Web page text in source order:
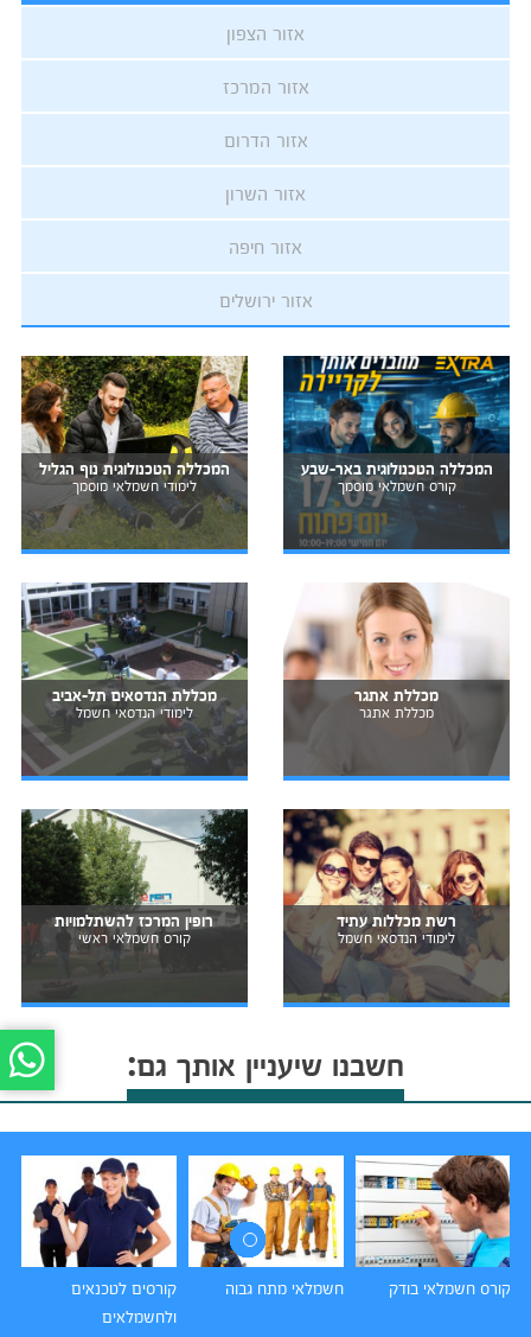
אזור הצפון
אזור המרכז
אזור הדרום
אזור השרון
אזור חיפה
אזור ירושלים
המכללה הטכנולוגית באר-שבע
קורס חשמלאי מוסמך
המכללה הטכנולוגית נוף הגליל
לימודי חשמלאי מוסמך
מכללת אתגר
מכללת אתגר
מכללת הנדסאים תל-אביב
לימודי הנדסאי חשמל
רשת מכללות עתיד
לימודי הנדסאי חשמל
רופין המרכז להשתלמויות
קורס חשמלאי ראשי
חשבנו שיעניין אותך גם:
קורס חשמלאי בודק חשמלאי מתח גבוה
קורסים לטכנאים
ולחשמלאים